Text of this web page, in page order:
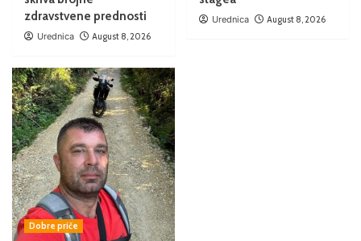
zdravstvene prednosti
Urednica August 8, 2026
Urednica August 8, 2026
Dobre priče